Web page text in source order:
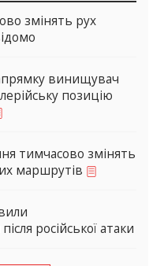
змінять рух
винищувач
позицію
тимчасово змінять
маршрутів
російської атаки